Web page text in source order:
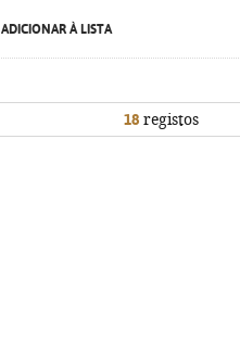
ADICIONAR À LISTA
18registos